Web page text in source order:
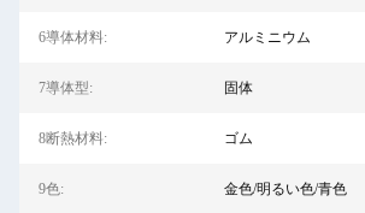
6導体材料: アルミニウム
7導体型: 固体
8断熱材料: ゴム
9色: 金色/明るい色/青色